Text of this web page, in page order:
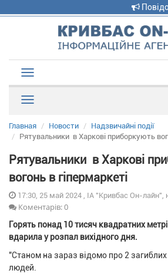
Главная Новости
Надзвичайні події
Рятувальники в Харкові приборкують
Рятувальники в Харкові
вогонь в гіпермаркеті
17:30, 25 май 2024 , ІА "Кривбас Он-лайн",
Коментарів: 0
Горять понад 10 тисяч квадратних
вдарила у розпал вихідного дня.
"Станом на зараз відомо про 2
людей.